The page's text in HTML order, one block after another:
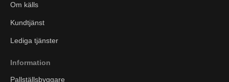
Om källs
Kundtjänst
Lediga tjänster
Information
Pallställsbyggare